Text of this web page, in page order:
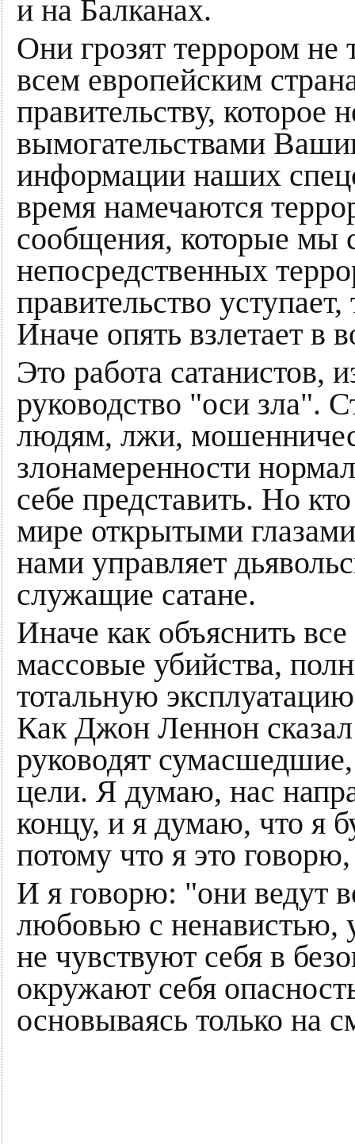
и на Балканах.
Они грозят террором не
всем европейским
правительству, которое
вымогательствами
информации наших
время намечаются
сообщения, которые
непосредственных
правительство
Иначе опять взлетает в
Это работа сатанистов,
руководство "оси зла".
людям, лжи,
злонамеренности
себе представить. Но
мире открытыми
нами управляет
служащие сатане.
Иначе как объяснить
массовые убийства,
тотальную
Как Джон Леннон
руководят
цели. Я думаю, нас
концу, и я думаю, что я
потому что я это
И я говорю: "они ведут
любовью с ненавистью,
не чувствуют себя в
окружают себя
основываясь только на